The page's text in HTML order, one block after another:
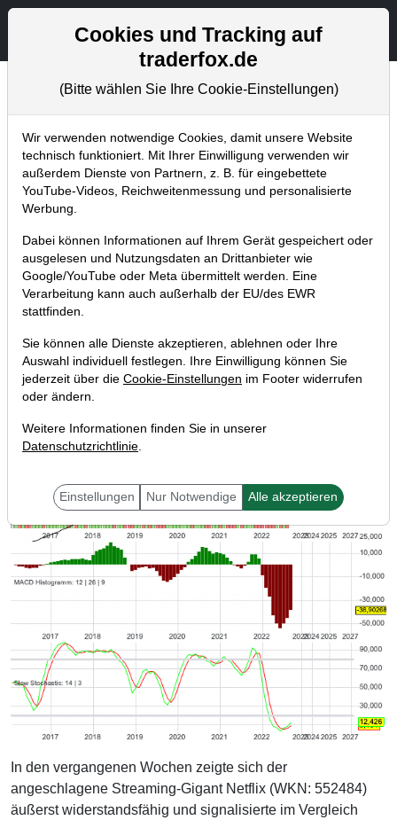
Aktien- und Artikelsuche
Chartanalysen
Home Blog Chartanalysen
Chartanalyse Netflix: neuer
Wachstumstreiber – jetzt noch
schnell einsteigen?
17.09.2022 um 11:29 Uhr | P. Uhlschmied
In den vergangenen Wochen zeigte sich der
angeschlagene Streaming-Gigant Netflix (WKN: 552484)
äußerst widerstandsfähig und signalisierte im Vergleich
Cookies und Tracking auf
traderfox.de
(Bitte wählen Sie Ihre Cookie-Einstellungen)
Wir verwenden notwendige Cookies, damit unsere Website
technisch funktioniert. Mit Ihrer Einwilligung verwenden wir
außerdem Dienste von Partnern, z. B. für eingebettete
YouTube-Videos, Reichweitenmessung und personalisierte
Werbung.
Dabei können Informationen auf Ihrem Gerät gespeichert oder
ausgelesen und Nutzungsdaten an Drittanbieter wie
Google/YouTube oder Meta übermittelt werden. Eine
Verarbeitung kann auch außerhalb der EU/des EWR
stattfinden.
Sie können alle Dienste akzeptieren, ablehnen oder Ihre
Auswahl individuell festlegen. Ihre Einwilligung können Sie
jederzeit über die Cookie-Einstellungen im Footer widerrufen
oder ändern.
Weitere Informationen finden Sie in unserer
Datenschutzrichtlinie.
Einstellungen Nur Notwendige Alle akzeptieren